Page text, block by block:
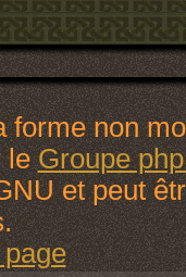
forme non
leGroupe
et peut